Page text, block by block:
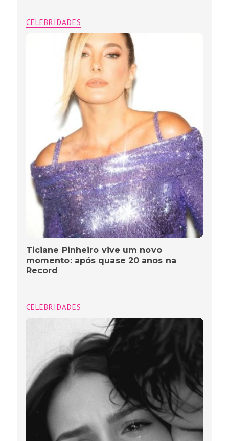
CELEBRIDADES
Ticiane Pinheiro vive um novo
momento: após quase 20 anos na
Record
CELEBRIDADES